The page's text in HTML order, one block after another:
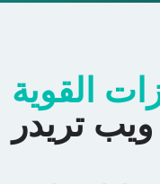
القوية
تريدر